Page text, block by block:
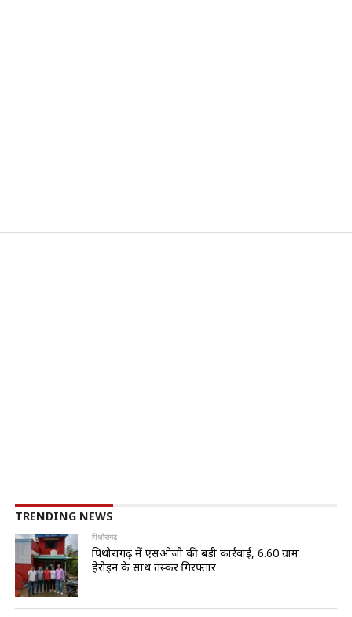
TRENDING NEWS
पिथौरागढ़
पिथौरागढ़ में एसओजी की बड़ी कार्रवाई, 6.60 ग्राम
हेरोइन के साथ तस्कर गिरफ्तार